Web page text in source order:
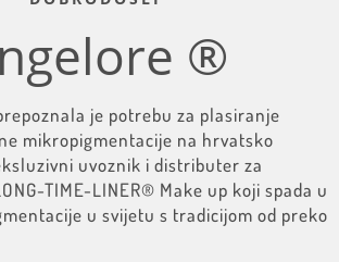
®
je potrebu za plasiranje
mikropigmentacije na hrvatsko
uvoznik i distributer za
TIME-LINER® Make up koji spada u
u svijetu s tradicijom od preko